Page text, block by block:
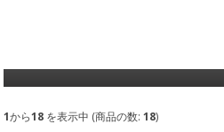
1から18 を表示中 (商品の数:18)